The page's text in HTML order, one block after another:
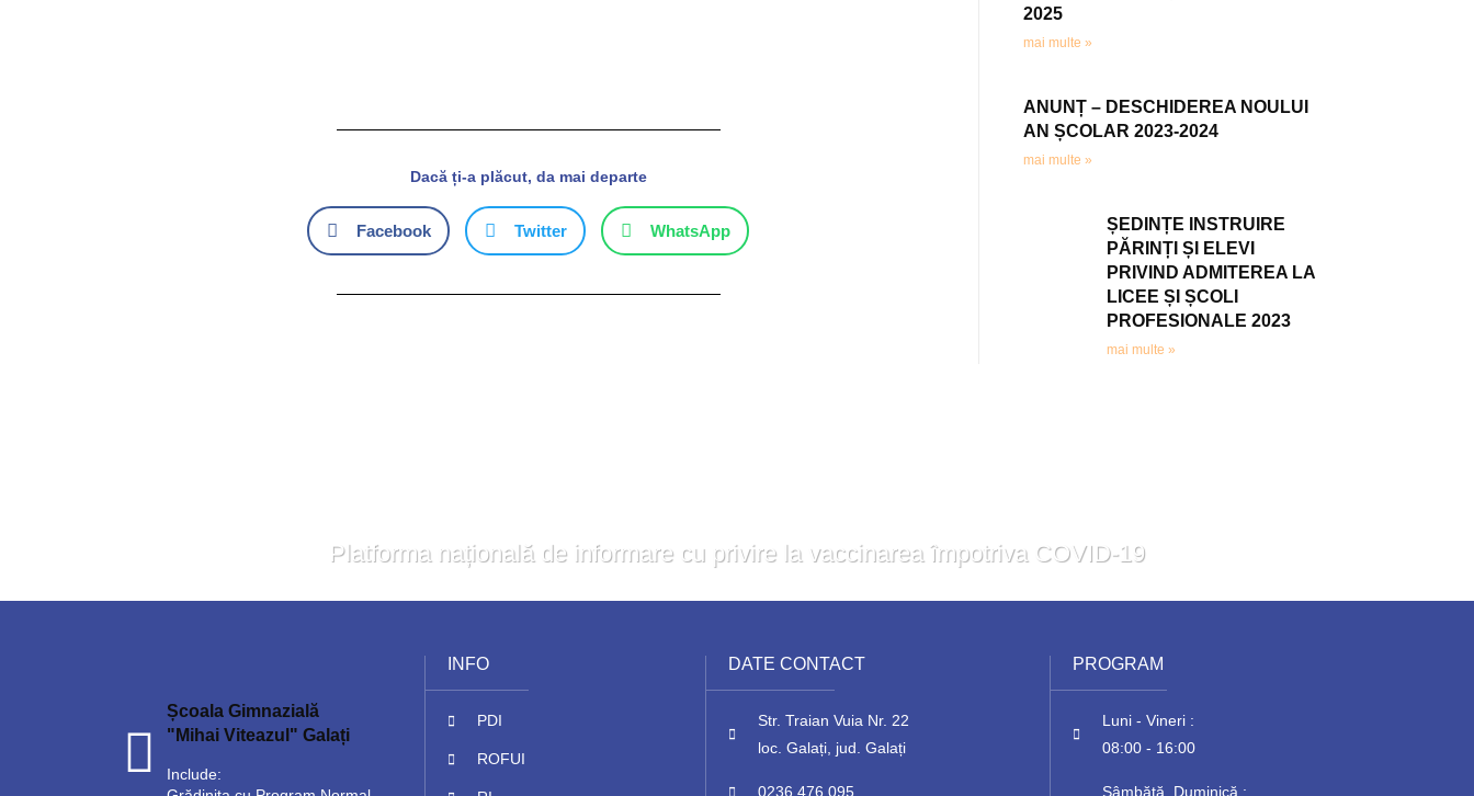
Dacă ți-a plăcut, da mai departe
Facebook Twitter WhatsApp
2025
mai multe »
ANUNȚ – DESCHIDEREA NOULUI
AN ȘCOLAR 2023-2024
mai multe »
ȘEDINȚE INSTRUIRE
PĂRINȚI ȘI ELEVI
PRIVIND ADMITEREA LA
LICEE ȘI ȘCOLI
PROFESIONALE 2023
mai multe »
Platforma națională de informare cu privire la vaccinarea împotriva COVID-19
Școala Gimnazială
"Mihai Viteazul" Galați
Include:
INFO
PDI
ROFUI
DATE CONTACT
Str. Traian Vuia Nr. 22
loc. Galați, jud. Galați
0236 476 095
PROGRAM
Luni - Vineri :
08:00 - 16:00
Sâmbătă, Duminică :